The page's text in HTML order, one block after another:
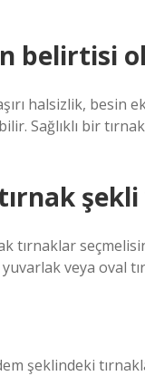
belirtisi
halsizlik, besin
Sağlıklı bir
tırnaklar
veya oval
şeklindeki